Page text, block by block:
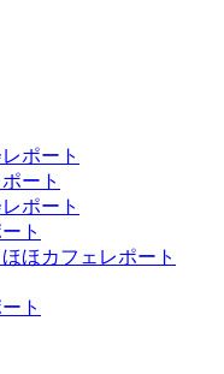
ポート
ート
ポート
ト
ほカフェレポート
ト